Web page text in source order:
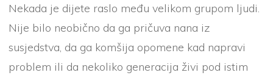
Nekada je dijete raslo među velikom grupom ljudi.
Nije bilo neobično da ga pričuva nana iz
susjedstva, da ga komšija opomene kad napravi
problem ili da nekoliko generacija živi pod istim